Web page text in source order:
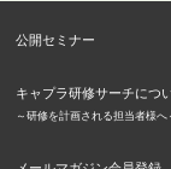
公開セミナー
キャプラ研修サーチにつ
～研修を計画される担当者様へ